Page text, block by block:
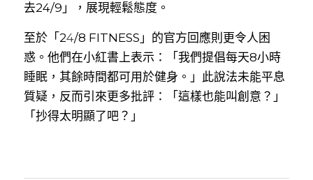
去24/9」，展現輕鬆態度。
至於「 24/8 FITNESS」的官方回應則更令人困
惑。他們在小紅書上表示：「我們提倡每天8小時
睡眠，其餘時間都可用於健身。」此說法未能平息
質疑，反而引來更多批評：「這樣也能叫創意？」
「抄得太明顯了吧？」